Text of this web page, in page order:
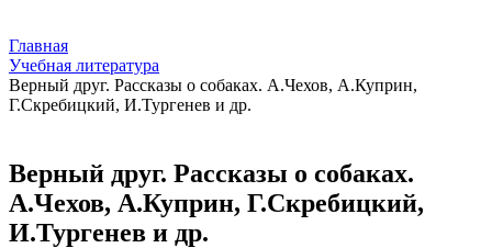
Главная
Учебная литература
Верный друг. Рассказы о собаках. А.Чехов, А.Куприн,
Г.Скребицкий, И.Тургенев и др.
Верный друг. Рассказы о собаках.
А.Чехов, А.Куприн, Г.Скребицкий,
И.Тургенев и др.